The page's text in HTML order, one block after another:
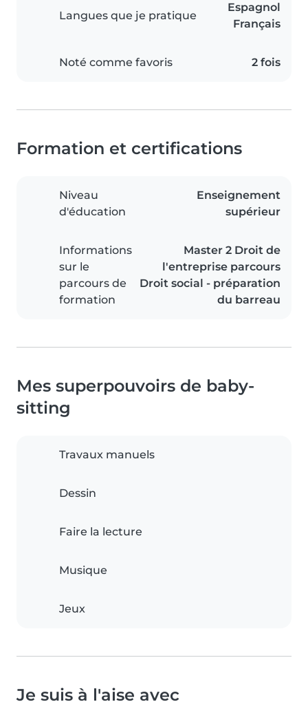
Langues que je pratique
Espagnol
Français
Noté comme favoris 2 fois
Formation et certifications
Niveau
d'éducation
Enseignement
supérieur
Informations
sur le
parcours de
formation
Master 2 Droit de
l'entreprise parcours
Droit social - préparation
du barreau
Mes superpouvoirs de baby-
sitting
Travaux manuels
Dessin
Faire la lecture
Musique
Jeux
Je suis à l'aise avec